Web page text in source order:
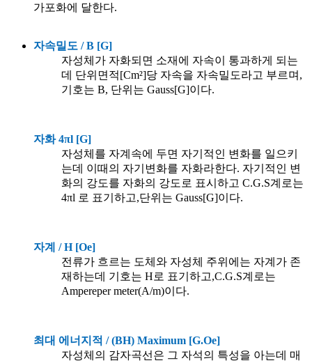
가포화에 달한다.
자속밀도 / B [G]
자성체가 자화되면 소재에 자속이 통과하게 되는
데 단위면적[Cm²]당 자속을 자속밀도라고 부르며,
기호는 B, 단위는 Gauss[G]이다.
자화 4πl [G]
자성체를 자계속에 두면 자기적인 변화를 일으키
는데 이때의 자기변화를 자화라한다. 자기적인 변
화의 강도를 자화의 강도로 표시하고 C.G.S계로는
4πl 로 표기하고,단위는 Gauss[G]이다.
자계 / H [Oe]
전류가 흐르는 도체와 자성체 주위에는 자계가 존
재하는데 기호는 H로 표기하고,C.G.S계로는
Ampereper meter(A/m)이다.
최대 에너지적 / (BH) Maximum [G.Oe]
자성체의 감자곡선은 그 자석의 특성을 아는데 매